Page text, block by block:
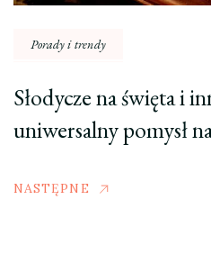
Porady i trendy
Słodycze na święta i
uniwersalny pomysł
NASTĘPNE